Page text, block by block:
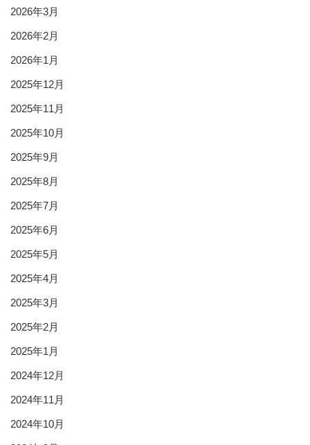
2026年3月
2026年2月
2026年1月
2025年12月
2025年11月
2025年10月
2025年9月
2025年8月
2025年7月
2025年6月
2025年5月
2025年4月
2025年3月
2025年2月
2025年1月
2024年12月
2024年11月
2024年10月